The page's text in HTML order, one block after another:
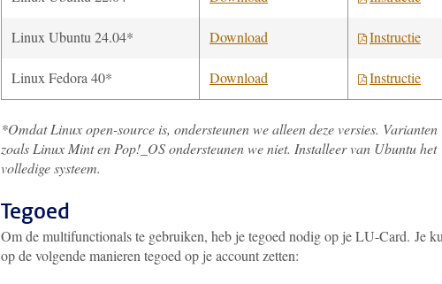
Linux Ubuntu 24.04* Download Instructie
Linux Fedora 40* Download Instructie
*Omdat Linux open-source is, ondersteunen we alleen deze versies. Varianten
zoals Linux Mint en Pop!_OS ondersteunen we niet. Installeer van Ubuntu het
volledige systeem.
Tegoed
Om de multifunctionals te gebruiken, heb je tegoed nodig op je LU-Card. Je
op de volgende manieren tegoed op je account zetten: